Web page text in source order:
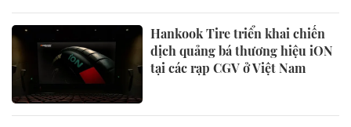
Hankook Tire triển khai chiến
dịch quảng bá thương hiệu iON
tại các rạp CGV ở Việt Nam